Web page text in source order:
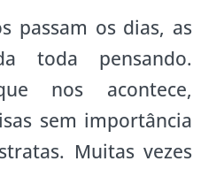
passam os dias, as
toda pensando.
nos acontece,
sem importância
Muitas vezes